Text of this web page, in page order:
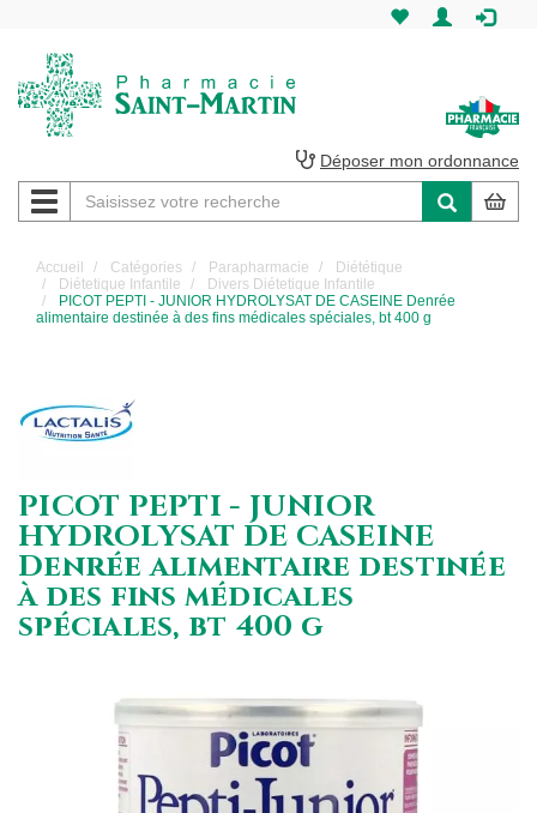
Martin
Pharmacie
Saint-
Martin
Déposer mon ordonnance
Navigation
Accueil Catégories Parapharmacie
Diététique
Diétetique Infantile
Divers Diétetique Infantile
PICOT PEPTI - JUNIOR HYDROLYSAT DE CASEINE Denrée
alimentaire destinée à des fins médicales spéciales, bt 400 g
PICOT PEPTI - JUNIOR
HYDROLYSAT DE CASEINE
Denrée alimentaire destinée
à des fins médicales
spéciales, bt 400 g